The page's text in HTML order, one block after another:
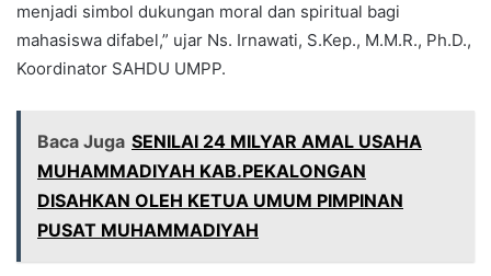
menjadi simbol dukungan moral dan spiritual bagi
mahasiswa difabel,” ujar Ns. Irnawati, S.Kep., M.M.R., Ph.D.,
Koordinator SAHDU UMPP.
Baca Juga SENILAI 24 MILYAR AMAL USAHA
MUHAMMADIYAH KAB.PEKALONGAN
DISAHKAN OLEH KETUA UMUM PIMPINAN
PUSAT MUHAMMADIYAH